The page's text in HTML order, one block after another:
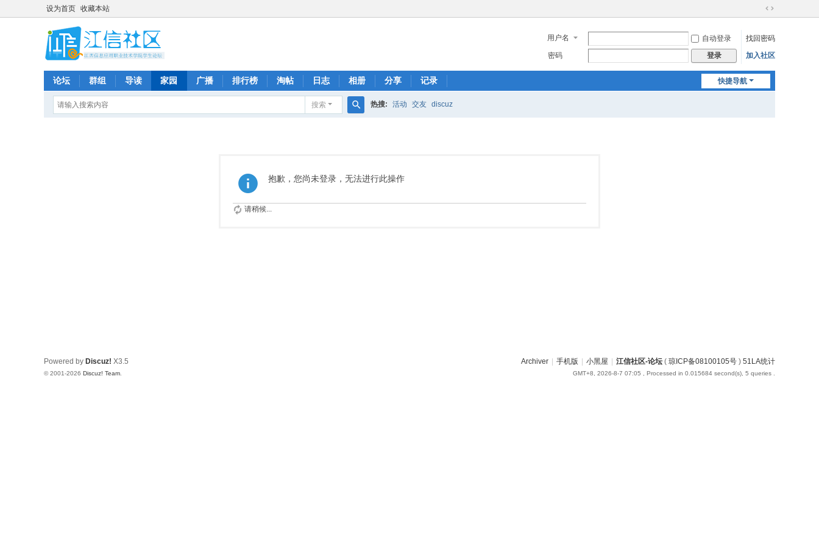
设为首页 收藏本站
切
到
宽
用户名 自动登录
找回密码
密码
登录 加入社区
快捷导航
论坛 群组 导读 家园 广播 排行榜 淘帖 日志 相册 分享 记录
搜索 热搜: 活动 交友 discuz
抱歉，您尚未登录，无法进行此操作
请稍候...
Archiver 手机版 小黑屋 江信社区-论坛 ( 琼ICP备08100105号 ) 51LA统计
GMT+8, 2026-8-7 07:05 , Processed in 0.015684 second(s), 5 queries .
Powered by Discuz! X3.5
© 2001-2026 Discuz! Team